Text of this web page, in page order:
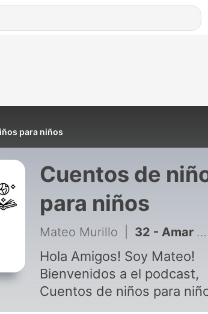
para niños
Cuentos de
para niños
Mateo Murillo 32 - Amar es Compartir
Hola Amigos! Soy Mateo!
Bienvenidos a el podcast,
Cuentos de niños para
En este podcast cada